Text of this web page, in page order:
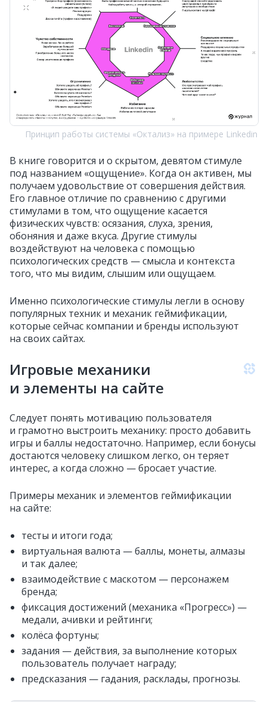
Принцип работы системы «Октализ» на примере Linkedin
В книге говорится и о скрытом, девятом стимуле
под названием «ощущение». Когда он активен, мы
получаем удовольствие от совершения действия.
Его главное отличие по сравнению с другими
стимулами в том, что ощущение касается
физических чувств: осязания, слуха, зрения,
обоняния и даже вкуса. Другие стимулы
воздействуют на человека с помощью
психологических средств — смысла и контекста
того, что мы видим, слышим или ощущаем.
Именно психологические стимулы легли в основу
популярных техник и механик геймификации,
которые сейчас компании и бренды используют
на своих сайтах.
Игровые механики
и элементы на сайте
Следует понять мотивацию пользователя
и грамотно выстроить механику: просто добавить
игры и баллы недостаточно. Например, если бонусы
достаются человеку слишком легко, он теряет
интерес, а когда сложно — бросает участие.
Примеры механик и элементов геймификации
на сайте:
тесты и итоги года;
виртуальная валюта — баллы, монеты, алмазы
и так далее;
взаимодействие с маскотом — персонажем
бренда;
фиксация достижений (механика «Прогресс») —
медали, ачивки и рейтинги;
колёса фортуны;
задания — действия, за выполнение которых
пользователь получает награду;
предсказания — гадания, расклады, прогнозы.